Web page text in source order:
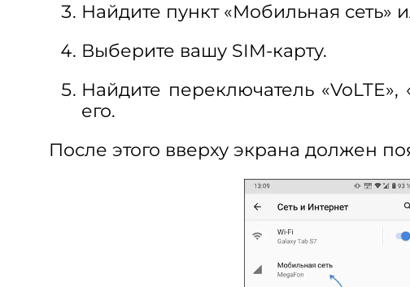
Найдите пункт «Мобильная сеть»
Выберите вашу SIM-карту.
Найдите переключатель
его.
После этого вверху экрана должен